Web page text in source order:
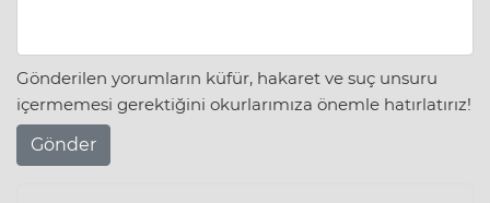
Gönderilen yorumların küfür, hakaret ve suç unsuru
içermemesi gerektiğini okurlarımıza önemle hatırlatırız!
Gönder